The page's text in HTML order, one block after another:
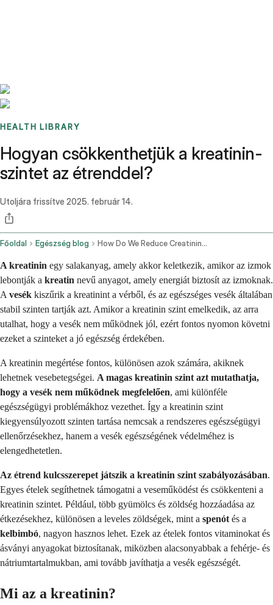
HEALTH LIBRARY
Hogyan csökkenthetjük a kreatinin-
szintet az étrenddel?
Utoljára frissítve 2025. február 14.
Főoldal Egészség blog How Do We Reduce Creatinine Levels By Food
A kreatinin egy salakanyag, amely akkor keletkezik, amikor az izmok
lebontják a kreatin nevű anyagot, amely energiát biztosít az izmoknak.
A vesék kiszűrik a kreatinint a vérből, és az egészséges vesék általában
stabil szinten tartják azt. Amikor a kreatinin szint emelkedik, az arra
utalhat, hogy a vesék nem működnek jól, ezért fontos nyomon követni
ezeket a szinteket a jó egészség érdekében.
A kreatinin megértése fontos, különösen azok számára, akiknek
lehetnek vesebetegségei. A magas kreatinin szint azt mutathatja,
hogy a vesék nem működnek megfelelően, ami különféle
egészségügyi problémákhoz vezethet. Így a kreatinin szint
kiegyensúlyozott szinten tartása nemcsak a rendszeres egészségügyi
ellenőrzésekhez, hanem a vesék egészségének védelméhez is
elengedhetetlen.
Az étrend kulcsszerepet játszik a kreatinin szint szabályozásában.
Egyes ételek segíthetnek támogatni a veseműködést és csökkenteni a
kreatinin szintet. Például, több gyümölcs és zöldség hozzáadása az
étkezésekhez, különösen a leveles zöldségek, mint a spenót és a
kelbimbó, nagyon hasznos lehet. Ezek az ételek fontos vitaminokat és
ásványi anyagokat biztosítanak, miközben alacsonyabbak a fehérje- és
nátriumtartalmukban, ami tovább javíthatja a vesék egészségét.
Mi az a kreatinin?